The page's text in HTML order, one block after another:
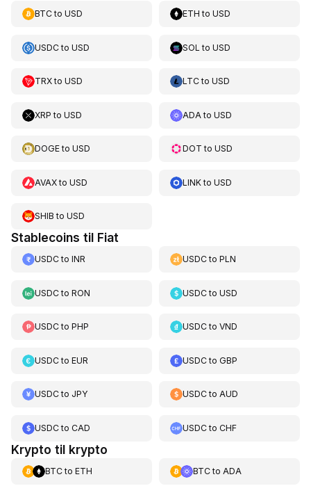
BTCto USD ETH toUSD
USDCto USD SOL toUSD
TRXto USD LTCtoUSD
XRP to USD ADA toUSD
DOGEto USD DOT toUSD
AVAXto USD LINKtoUSD
SHIB to USD
Stablecoins til Fiat
USDCto INR USDCtoPLN
USDCto RON USDCtoUSD
USDCto PHP USDCtoVND
USDCto EUR USDCtoGBP
USDCto JPY USDCtoAUD
USDCto CAD USDCtoCHF
Krypto til krypto
BTCto ETH BTCto ADA